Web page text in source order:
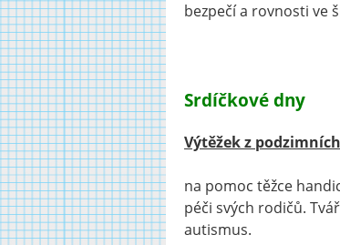
bezpečí a rovnosti ve
Srdíčkové dny
Výtěžek z
na pomoc těžce
péči svých rodičů.
autismus.